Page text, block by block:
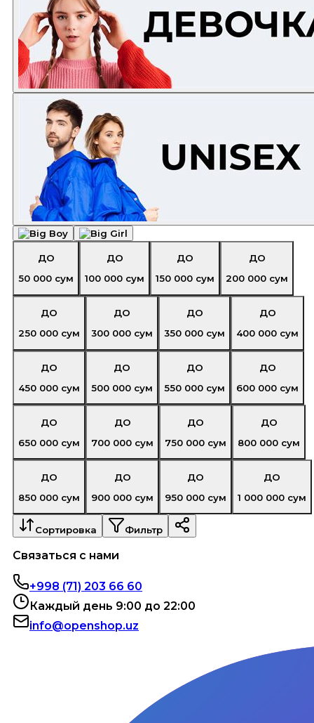
ДО
50 000 сум
ДО
100 000 сум
ДО
150 000 сум
ДО
200 000 сум
ДО
250 000 сум
ДО
300 000 сум
ДО
350 000 сум
ДО
400 000 сум
ДО
450 000 сум
ДО
500 000 сум
ДО
550 000 сум
ДО
600 000 сум
ДО
650 000 сум
ДО
700 000 сум
ДО
750 000 сум
ДО
800 000 сум
ДО
850 000 сум
ДО
900 000 сум
ДО
950 000 сум
ДО
1 000 000 сум
Сортировка Фильтр
Связаться с нами
+998 (71) 203 66 60
Каждый день 9:00 до 22:00
info@openshop.uz